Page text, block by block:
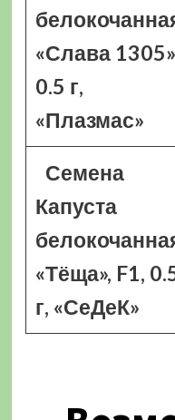
«Слава
0.5 г,
«Плазмас»
Семена
Капуста
«Тёща», F1,
г, «СеДеК»